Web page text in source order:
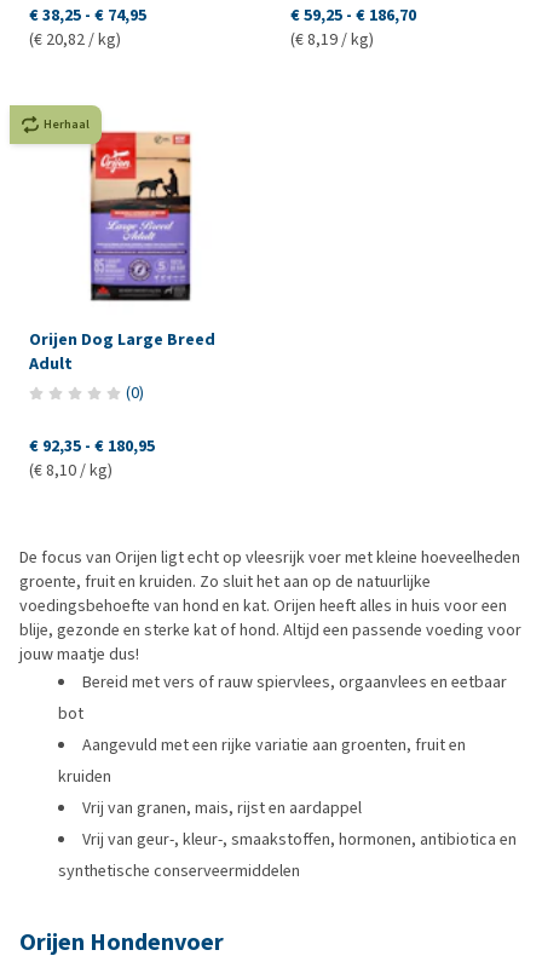
€ 38,25 - € 74,95
(€ 20,82 / kg)
€ 59,25 - € 186,70
(€ 8,19 / kg)
Herhaal
Orijen Dog Large Breed
Adult
(0)
€ 92,35 - € 180,95
(€ 8,10 / kg)
De focus van Orijen ligt echt op vleesrijk voer met kleine hoeveelheden
groente, fruit en kruiden. Zo sluit het aan op de natuurlijke
voedingsbehoefte van hond en kat. Orijen heeft alles in huis voor een
blije, gezonde en sterke kat of hond. Altijd een passende voeding voor
jouw maatje dus!
Bereid met vers of rauw spiervlees, orgaanvlees en eetbaar
bot
Aangevuld met een rijke variatie aan groenten, fruit en
kruiden
Vrij van granen, mais, rijst en aardappel
Vrij van geur-, kleur-, smaakstoffen, hormonen, antibiotica en
synthetische conserveermiddelen
Orijen Hondenvoer